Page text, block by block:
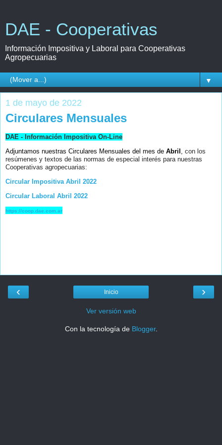
DAE - Cooperativas
Información Impositiva y Laboral para Cooperativas
Agropecuarias
▼
1 de mayo de 2022
Circulares Mensuales
DAE - Información Impositiva On-Line
Adjuntamos nuestras Circulares Mensuales del mes de Abril
con los
resúmenes y textos de las normas de especial interés para nuestras
Cooperativas agropecuarias:
Circular Impositiva Abril 2022
Circular Laboral Abril 2022
https://coop.dae.com.ar
‹ ›
Inicio
Ver versión web
Con la tecnología de Blogger.